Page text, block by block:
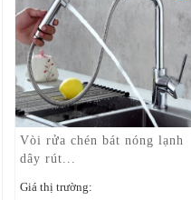
Vòi rửa chén bát nóng lạnh
dây rút...
Giá thị trường: